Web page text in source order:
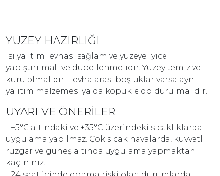
YÜZEY HAZIRLIĞI
Isı yalıtım levhası sağlam ve yüzeye iyice
yapıştırılmalı ve dübellenmelidir. Yüzey temiz ve
kuru olmalıdır. Levha arası boşluklar varsa aynı
yalıtım malzemesi ya da köpükle doldurulmalıdır.
UYARI VE ÖNERİLER
- +5°C altındaki ve +35°C üzerindeki sıcaklıklarda
uygulama yapılmaz. Çok sıcak havalarda, kuvvetli
rüzgar ve güneş altında uygulama yapmaktan
kaçınınız.